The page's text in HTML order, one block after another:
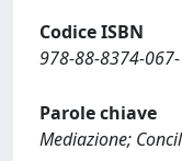
Codice ISBN
978-88-8374-067-
Parole chiave
Mediazione;